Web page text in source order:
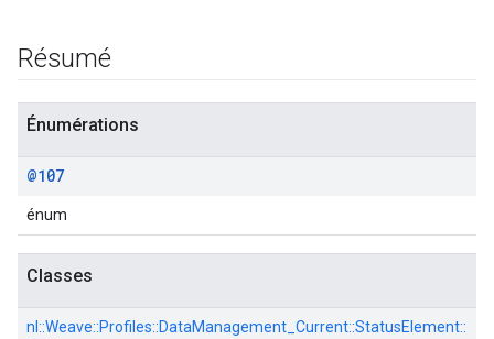
Résumé
Énumérations
@107
énum
Classes
nl::Weave::Profiles::DataManagement_Current::StatusElement::